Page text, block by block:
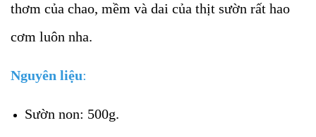
thơm của chao, mềm và dai của thịt sườn rất hao
cơm luôn nha.
Nguyên liệu:
Sườn non: 500g.